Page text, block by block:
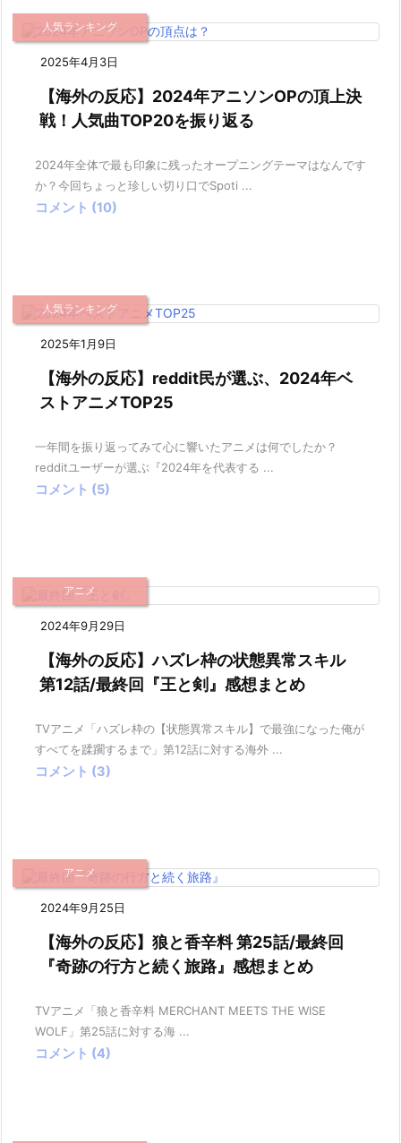
2025年4月3日
人気ランキング
【海外の反応】2024年アニソンOPの頂上決
戦！人気曲TOP20を振り返る
2024年全体で最も印象に残ったオープニングテーマはなんです
か？今回ちょっと珍しい切り口でSpoti ...
コメント (10)
2025年1月9日
人気ランキング
【海外の反応】reddit民が選ぶ、2024年ベ
ストアニメTOP25
一年間を振り返ってみて心に響いたアニメは何でしたか？
redditユーザーが選ぶ『2024年を代表する ...
コメント (5)
2024年9月29日
アニメ
【海外の反応】ハズレ枠の状態異常スキル
第12話/最終回『王と剣』感想まとめ
TVアニメ「ハズレ枠の【状態異常スキル】で最強になった俺が
すべてを蹂躙するまで」第12話に対する海外 ...
コメント (3)
2024年9月25日
アニメ
【海外の反応】狼と香辛料 第25話/最終回
『奇跡の行方と続く旅路』感想まとめ
TVアニメ「狼と香辛料 MERCHANT MEETS THE WISE
WOLF」第25話に対する海 ...
コメント (4)